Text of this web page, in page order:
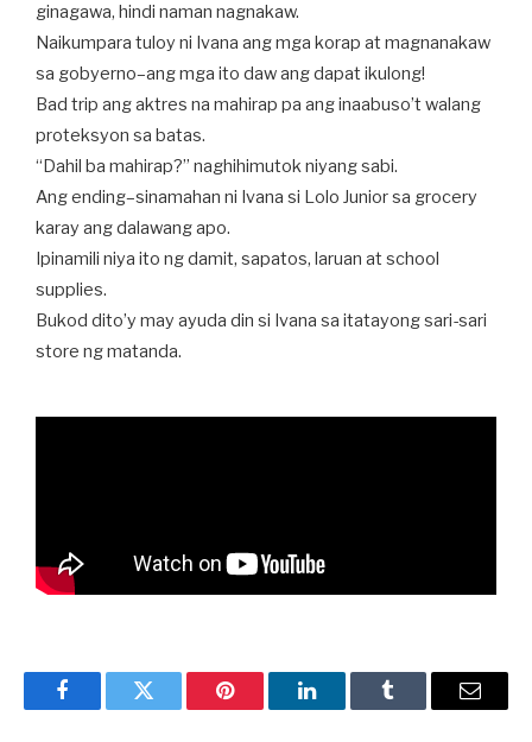
ginagawa, hindi naman nagnakaw.
Naikumpara tuloy ni Ivana ang mga korap at magnanakaw
sa gobyerno–ang mga ito daw ang dapat ikulong!
Bad trip ang aktres na mahirap pa ang inaabuso’t walang
proteksyon sa batas.
“Dahil ba mahirap?” naghihimutok niyang sabi.
Ang ending–sinamahan ni Ivana si Lolo Junior sa grocery
karay ang dalawang apo.
Ipinamili niya ito ng damit, sapatos, laruan at school
supplies.
Bukod dito’y may ayuda din si Ivana sa itatayong sari-sari
store ng matanda.
FacebookTwitter Pinterest LinkedInTumblr Email